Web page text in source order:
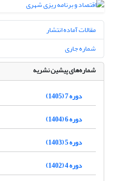
مقالات آماده انتشار
شماره جاری
شماره‌های پیشین نشریه
دوره 7 (1405)
دوره 6 (1404)
دوره 5 (1403)
دوره 4 (1402)